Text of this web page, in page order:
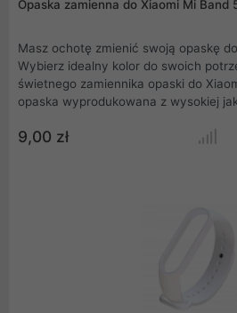
Opaska zamienna do Xiaomi Mi Band
Masz ochotę zmienić swoją opaskę
Wybierz idealny kolor do swoich
świetnego zamiennika opaski do
opaska wyprodukowana z wysokiej
Elegancka, łatwa w montażu i
9,00 zł